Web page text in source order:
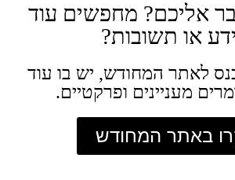
אליכם? מחפשים עוד
או תשובות?
לאתר המחודש, יש בו עוד
מעניינים ופרקטיים.
באתר המחודש